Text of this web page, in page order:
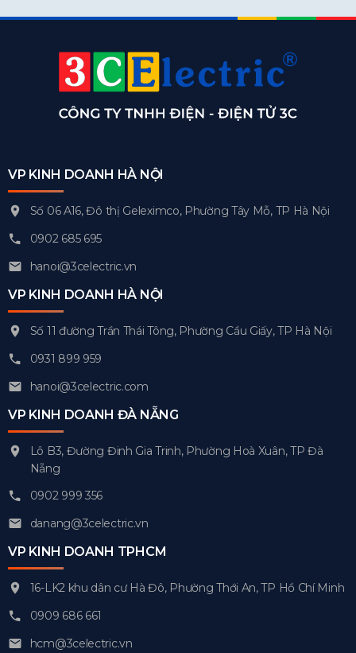
VP KINH DOANH HÀ NỘI
Số 06 A16, Đô thị Geleximco, Phường Tây Mỗ, TP Hà Nội
0902 685 695
hanoi@3celectric.vn
VP KINH DOANH HÀ NỘI
Số 11 đường Trần Thái Tông, Phường Cầu Giấy, TP Hà Nội
0931 899 959
hanoi@3celectric.com
VP KINH DOANH ĐÀ NẴNG
Lô B3, Đường Đinh Gia Trinh, Phường Hoà Xuân, TP Đà
Nẵng
0902 999 356
danang@3celectric.vn
VP KINH DOANH TPHCM
16-LK2 khu dân cư Hà Đô, Phường Thới An, TP Hồ Chí Minh
0909 686 661
hcm@3celectric.vn